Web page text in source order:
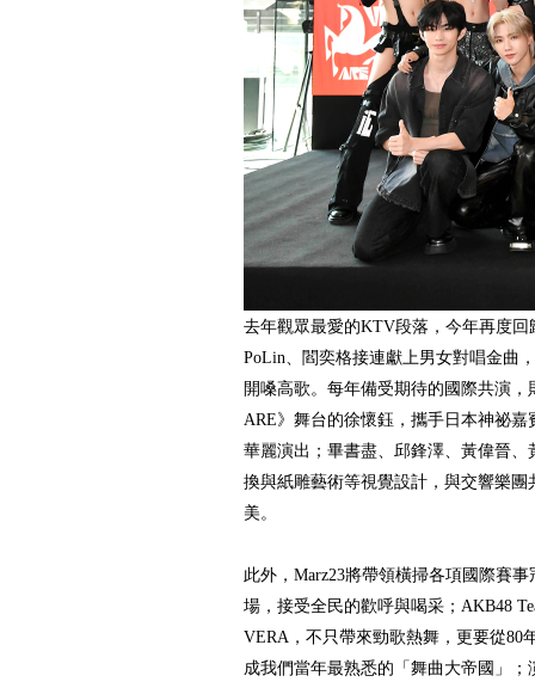
去年觀眾最愛的KTV段落，今年再度
PoLin、閻奕格接連獻上男女對唱金曲
開嗓高歌。每年備受期待的國際共演，
ARE》舞台的徐懷鈺，攜手日本神祕
華麗演出；畢書盡、邱鋒澤、黃偉晉
換與紙雕藝術等視覺設計，與交響樂
美。
此外，Marz23將帶領橫掃各項國際賽
場，接受全民的歡呼與喝采；AKB48
VERA，不只帶來勁歌熱舞，更要從80
成我們當年最熟悉的「舞曲大帝國」